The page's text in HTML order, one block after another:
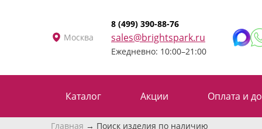
Москва
8 (499) 390-88-76
sales@brightspark.ru
Ежедневно: 10:00–21:00
Каталог Акции Оплата и
Главная Поиск изделия по наличию